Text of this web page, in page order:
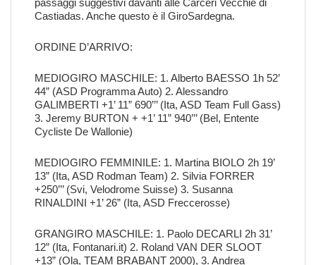
passaggi suggestivi davanti alle Carceri Vecchie di
Castiadas. Anche questo è il GiroSardegna.
ORDINE D’ARRIVO:
MEDIOGIRO MASCHILE: 1. Alberto BAESSO 1h 52’
44” (ASD Programma Auto) 2. Alessandro
GALIMBERTI +1’ 11” 690’’’ (Ita, ASD Team Full Gass)
3. Jeremy BURTON + +1’ 11” 940’’’ (Bel, Entente
Cycliste De Wallonie)
MEDIOGIRO FEMMINILE: 1. Martina BIOLO 2h 19’
13” (Ita, ASD Rodman Team) 2. Silvia FORRER
+250’’’ (Svi, Velodrome Suisse) 3. Susanna
RINALDINI +1’ 26” (Ita, ASD Freccerosse)
GRANGIRO MASCHILE: 1. Paolo DECARLI 2h 31’
12” (Ita, Fontanari.it) 2. Roland VAN DER SLOOT
+13” (Ola, TEAM BRABANT 2000), 3. Andrea